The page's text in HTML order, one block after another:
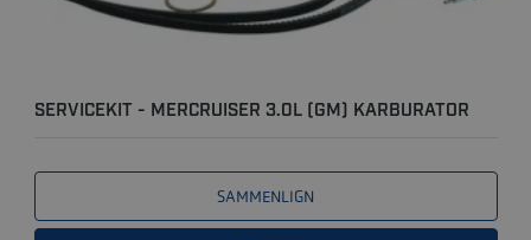
SERVICEKIT - MERCRUISER 3.0L (GM) KARBURATOR
SAMMENLIGN